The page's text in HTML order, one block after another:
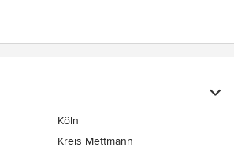
Köln
Kreis Mettmann